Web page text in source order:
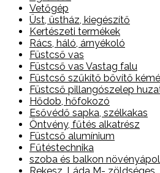
Vetőgép
Üst, üstház, kiegészítő
Kertészeti termékek
Rács, háló, árnyékoló
Füstcső vas
Füstcső vas Vastag falu
Füstcső szűkítő bővítő
Füstcső pillangószelep
Hődob, hőfokozó
Esővédő sapka, szélkakas
Öntvény, fűtés alkatrész
Füstcső alumínium
Fűtéstechnika
szoba és balkon